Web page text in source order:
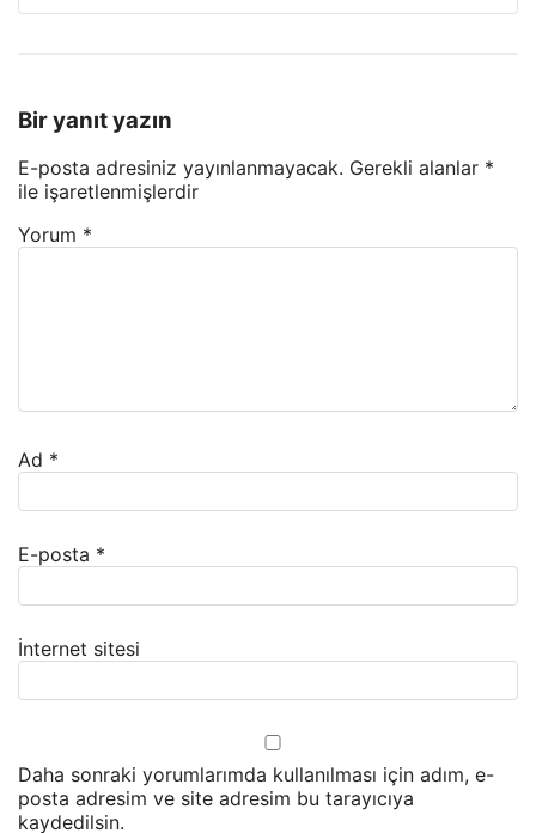
Bir yanıt yazın
E-posta adresiniz yayınlanmayacak. Gerekli alanlar *
ile işaretlenmişlerdir
Yorum *
Ad *
E-posta *
İnternet sitesi
Daha sonraki yorumlarımda kullanılması için adım, e-
posta adresim ve site adresim bu tarayıcıya
kaydedilsin.